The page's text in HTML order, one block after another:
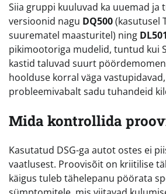
Siia gruppi kuuluvad ka uuemad ja
versioonid nagu DQ500(kasutusel
suurematel maasturitel) ning DL501
pikimootoriga mudelid, tuntud kui
kastid taluvad suurt
hoolduse korral väga
probleemivabalt sadu tuhandeid
Mida kontrollida
Kasutatud DSG-ga autot ostes ei
vaatlusest. Proovisõit on kriitilise
käigus tuleb tähelepanu pöörata